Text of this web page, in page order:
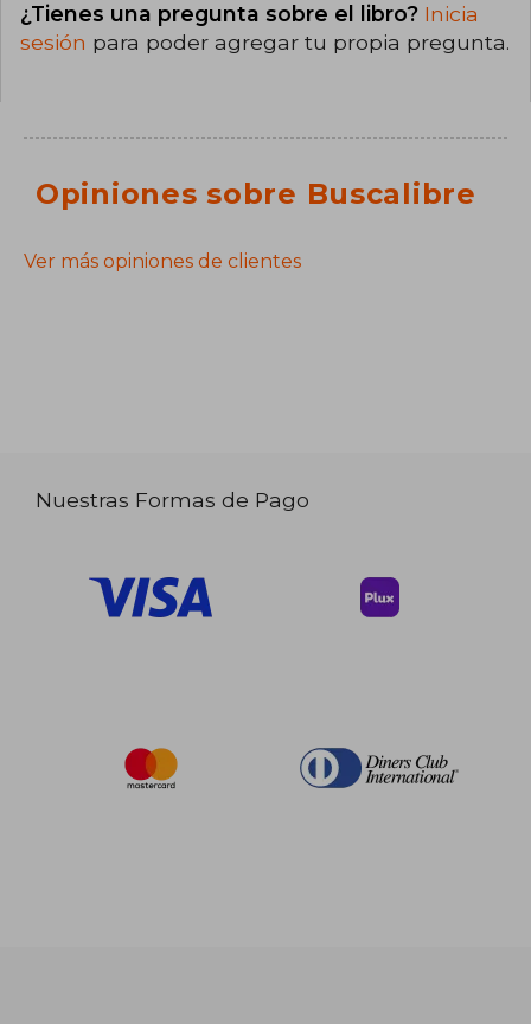
¿Tienes una pregunta sobre el libro? Inicia
sesión para poder agregar tu propia pregunta.
Opiniones sobre Buscalibre
Ver más opiniones de clientes
Nuestras Formas de Pago